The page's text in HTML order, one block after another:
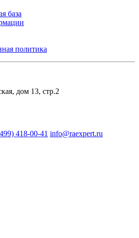
база
политика
дом 13, стр.2
418-00-41 info@raexpert.ru